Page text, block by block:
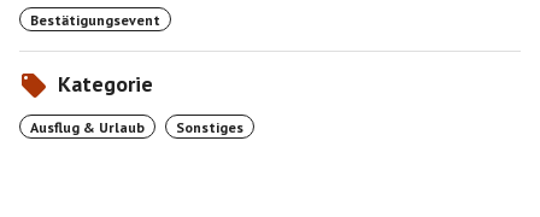
Bestätigungsevent
Kategorie
Ausflug & Urlaub Sonstiges